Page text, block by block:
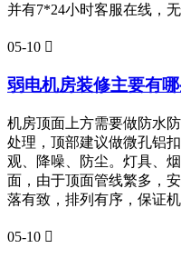
并有7*24小时客服在线，无
05-10 
弱电机房装修主要有
机房顶面上方需要做防水
处理，顶部建议做微孔铝
观、降噪、防尘。灯具、
面，由于顶面管线繁多，
落有致，排列有序，保证
05-10 